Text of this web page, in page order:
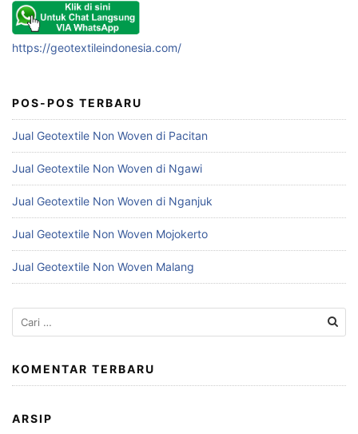
https://geotextileindonesia.com/
POS-POS TERBARU
Jual Geotextile Non Woven di Pacitan
Jual Geotextile Non Woven di Ngawi
Jual Geotextile Non Woven di Nganjuk
Jual Geotextile Non Woven Mojokerto
Jual Geotextile Non Woven Malang
Cari
untuk:
KOMENTAR TERBARU
ARSIP